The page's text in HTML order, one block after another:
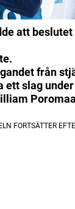
att
från
ett slag